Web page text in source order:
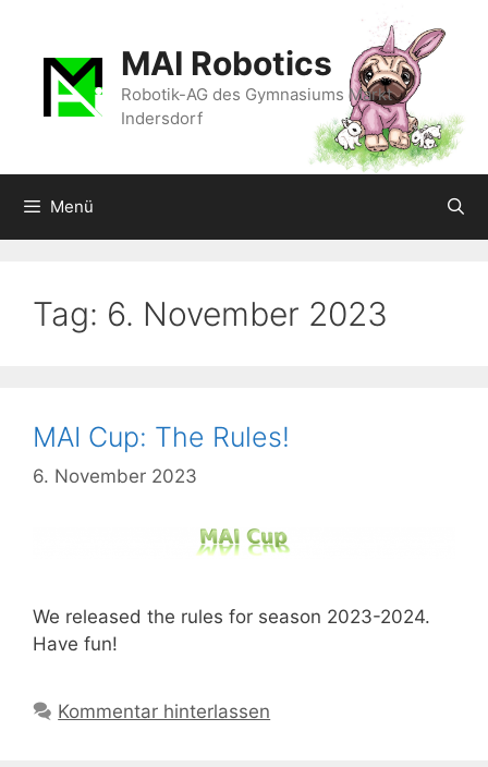
springen
MAI Robotics
Robotik-AG des Gymnasiums Markt
Indersdorf
Menü
Tag: 6. November 2023
MAI Cup: The Rules!
6. November 2023
We released the rules for season 2023-2024.
Have fun!
Kommentar hinterlassen